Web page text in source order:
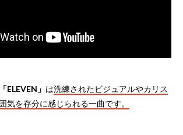
「ELEVEN」 は洗練されたビジュアルやカリス
気を存分に感じられる一曲です。